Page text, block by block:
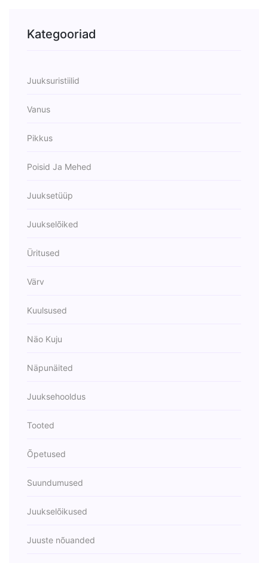
Kategooriad
Juuksuristiilid
Vanus
Pikkus
Poisid Ja Mehed
Juuksetüüp
Juukselõiked
Üritused
Värv
Kuulsused
Näo Kuju
Näpunäited
Juuksehooldus
Tooted
Õpetused
Suundumused
Juukselõikused
Juuste nõuanded